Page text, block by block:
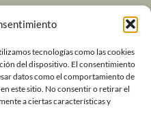
tecnologías como las cookies
del dispositivo. El consentimiento
datos como el comportamiento de
este sitio. No consentir o retirar el
a ciertas características y